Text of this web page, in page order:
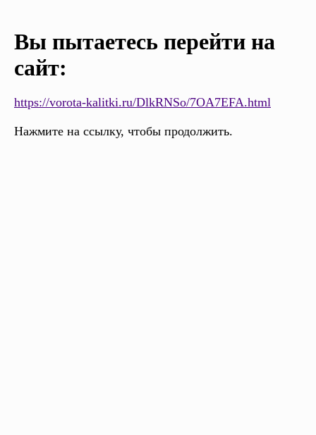
Вы пытаетесь перейти на
сайт:
https://vorota-kalitki.ru/DlkRNSo/7OA7EFA.html
Нажмите на ссылку, чтобы продолжить.